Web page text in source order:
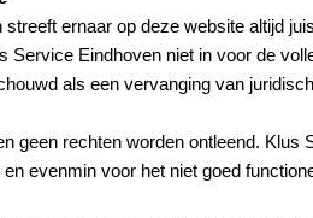
ernaar op deze website altijd
Service Eindhoven niet in voor de
als een vervanging van
geen rechten worden ontleend.
evenmin voor het niet goed